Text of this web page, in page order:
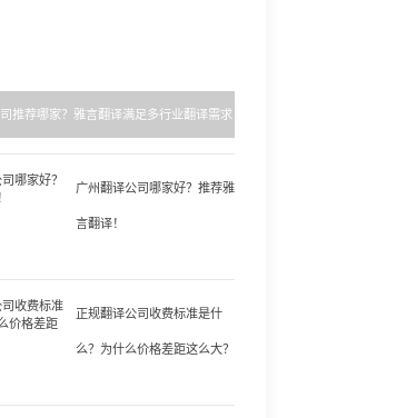
推荐哪家？雅言翻译满足多行业翻译需求
广州翻译公司哪家好？推荐雅
言翻译！
正规翻译公司收费标准是什
么？为什么价格差距这么大？